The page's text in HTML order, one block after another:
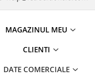
MAGAZINUL MEU
CLIENTI
DATE COMERCIALE